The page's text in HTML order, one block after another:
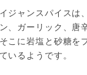
ジャンスパイスは
、ガーリック、
こに岩塩と砂糖を
いるようです。